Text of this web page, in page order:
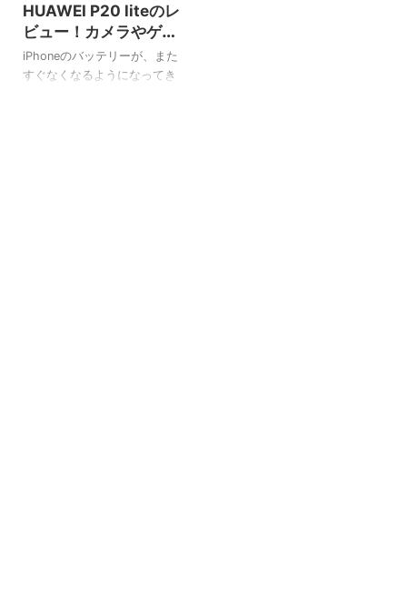
あげたスマホは、短命でフィ
リピンという過酷な環境では1
た・・・。 そんな中、次のス
マホ候補として探し出した評
HUAWEI P20 liteのレ
ビュー！カメラやゲー
ムなどスペックも紹介
するよ
iPhoneのバッテリーが、また
すぐなくなるようになってき